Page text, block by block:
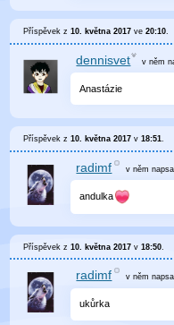
Příspěvek z10. května 2017 ve20:10.
dennisvet v něm
Anastázie
Příspěvek z10. května 2017 v18:51.
radimf v něm
andulka
Příspěvek z10. května 2017 v18:50
radimf v něm
ukůrka